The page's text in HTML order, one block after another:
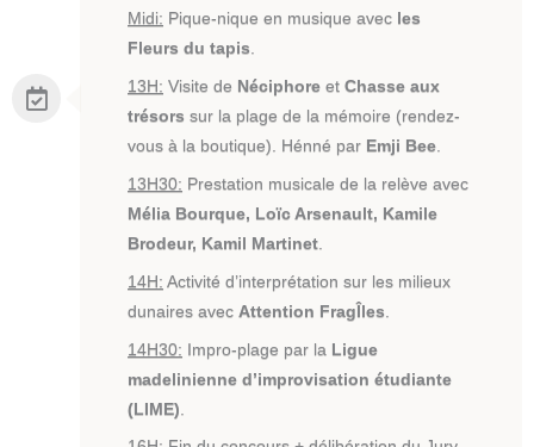
Midi: Pique-nique en musique avec les
Fleurs du tapis.
13H: Visite de Néciphore etChasse aux
trésors sur la plage de la mémoire (rendez-
vous à la boutique). Hénné par Emji Bee.
13H30: Prestation musicale de la relève avec
Mélia Bourque, Loïc Arsenault, Kamile
Brodeur, Kamil Martinet
14H: Activité d’interprétation sur les milieux
dunaires avec Attention FragÎles
14H30: Impro-plage par la Ligue
madelinienne d’improvisation étudiante
(LIME)